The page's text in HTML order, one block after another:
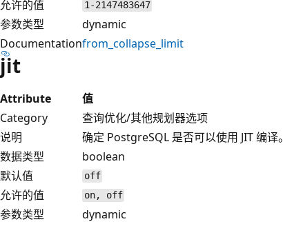
允许的值 1-2147483647
参数类型
dynamic
Documentationfrom_collapse_limit
jit
Attribute
值
Category
查询优化/其他规划器选项
说明
确定 PostgreSQL 是否可以使用 JIT 编译。
数据类型
boolean
默认值
off
允许的值 on, off
参数类型
dynamic